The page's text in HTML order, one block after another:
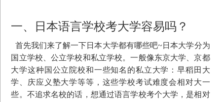
一、日本语言学校考大学容易吗？
首先我们来了解一下日本大学都有哪些吧~日本大学分为
国立学校、公立学校和私立学校。一般像东京大学、京都
大学这种国公立院校和一些知名的私立大学：早稻田大
学、庆应义塾大学等等，这些学校考试难度会相对大一
些。不追求名校的话，想通过语言学校考个大学，是相对